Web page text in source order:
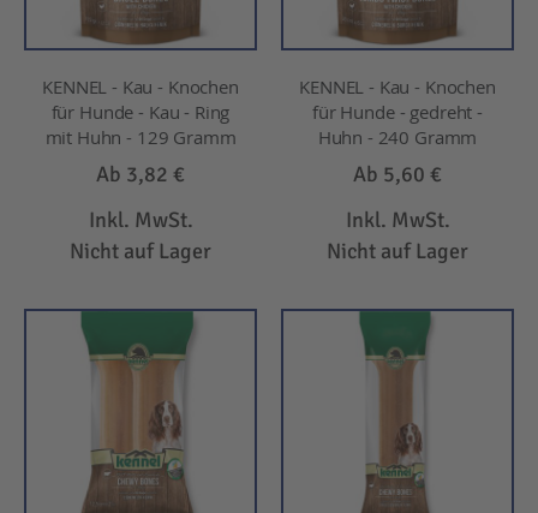
KENNEL - Kau - Knochen
für Hunde - Kau - Ring
mit Huhn - 129 Gramm
Ab 3,82 €
Inkl. MwSt.
Nicht auf Lager
KENNEL - Kau - Knochen
für Hunde - gedreht -
Huhn - 240 Gramm
Ab 5,60 €
Inkl. MwSt.
Nicht auf Lager